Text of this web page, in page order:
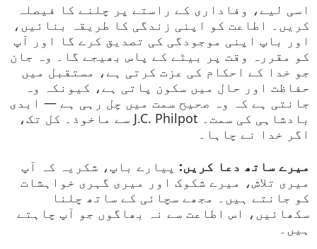
اسی لیے، وفاداری کے راستے پر چلنے کا فیصلہ
کریں۔ اطاعت کو اپنی زندگی کا طریقہ بنائیں،
اور باپ اپنی موجودگی کی تصدیق کرے گا اور آپ
کو مقررہ وقت پر بیٹے کے پاس بھیجے گا۔ وہ جان
جو خدا کے احکام کی عزت کرتی ہے، مستقبل میں
حفاظت اور حال میں سکون پاتی ہے، کیونکہ وہ
جانتی ہے کہ وہ صحیح سمت میں چل رہی ہے — ابدی
بادشاہی کی سمت۔ J.C. Philpot سے ماخوذ۔ کل تک،
اگر خدا نے چاہا۔
میرے ساتھ دعا کریں: پیارے باپ، شکریہ کہ آپ
میری تلاش، میرے شکوک اور میری گہری خواہشات
کو جانتے ہیں۔ مجھے سچائی کے ساتھ چلنا
سکھائیں، اس اطاعت سے نہ بھاگوں جو آپ چاہتے
ہیں۔